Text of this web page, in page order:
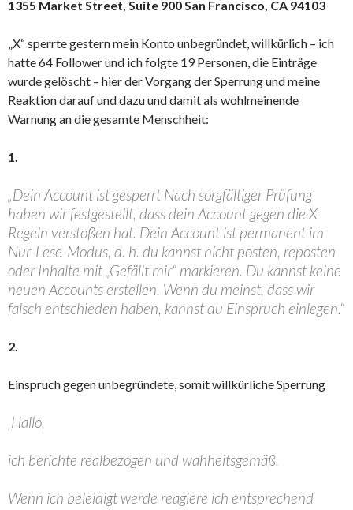
1355 Market Street, Suite 900 San Francisco, CA 94103
„X“ sperrte gestern mein Konto unbegründet, willkürlich – ich
hatte 64 Follower und ich folgte 19 Personen, die Einträge
wurde gelöscht – hier der Vorgang der Sperrung und meine
Reaktion darauf und dazu und damit als wohlmeinende
Warnung an die gesamte Menschheit:
1.
„Dein Account ist gesperrt Nach sorgfältiger Prüfung
haben wir festgestellt, dass dein Account gegen die X
Regeln verstoßen hat. Dein Account ist permanent im
Nur-Lese-Modus, d. h. du kannst nicht posten, reposten
oder Inhalte mit „Gefällt mir“ markieren. Du kannst keine
neuen Accounts erstellen. Wenn du meinst, dass wir
falsch entschieden haben, kannst du Einspruch einlegen.“
2.
Einspruch gegen unbegründete, somit willkürliche Sperrung
‚Hallo,
ich berichte realbezogen und wahheitsgemäß.
Wenn ich beleidigt werde reagiere ich entsprechend